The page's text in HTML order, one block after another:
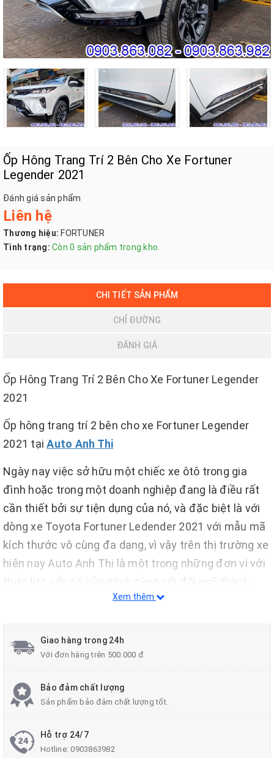
Ốp Hông Trang Trí 2 Bên Cho Xe Fortuner
Legender 2021
Đánh giá sản phẩm
Liên hệ
Thương hiệu: FORTUNER
Tình trạng: Còn 0 sản phẩm trong kho.
CHI TIẾT SẢN PHẨM
CHỈ ĐƯỜNG
ĐÁNH GIÁ
Ốp Hông Trang Trí 2 Bên Cho Xe Fortuner Legender
2021
Ốp hông trang trí 2 bên cho xe Fortuner Legender
2021 tạiAuto Anh Thi
Ngày nay việc sở hữu một chiếc xe ôtô trong gia
đình hoặc trong một doanh nghiệp đang là điều rất
cần thiết bởi sự tiện dụng của nó, và đặc biệt là với
dòng xe Toyota Fortuner Ledender 2021 với mẫu mã
kích thước vô cùng đa dạng, vì vậy trên thị trường xe
hiện nay Auto Anh Thi là một trong những đơn vị với
thực lực vốn có của mình cùng với đội ngũ thành
thạo tay nghề và có rất nhiều năm kinh nghiệp trong
cấp xế yêu của quý khách hàng.
Trang thiết bị được nhập từ nhiều nước như
Thái Lan, Malaysia, và Singapore.
Độ bền cao chất lượng sản phẩm tốt.
Xem thêm
Giao hàng trong 24h
Với đơn hàng trên 500.000 đ
Bảo đảm chất lượng
Sản phẩm bảo đảm chất lượng tốt.
Hỗ trợ 24/7
Hotline:0903863982